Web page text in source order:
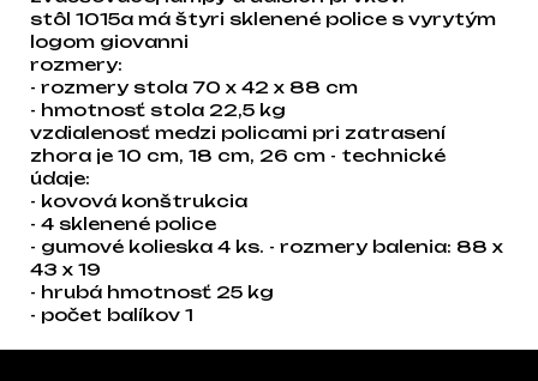
stôl 1015a má štyri sklenené police s vyrytým
logom giovanni
rozmery:
- rozmery stola 70 x 42 x 88 cm
- hmotnosť stola 22,5 kg
vzdialenosť medzi policami pri zatrasení
zhora je 10 cm, 18 cm, 26 cm - technické
údaje:
- kovová konštrukcia
- 4 sklenené police
- gumové kolieska 4 ks. - rozmery balenia: 88 x
43 x 19
- hrubá hmotnosť 25 kg
- počet balíkov 1